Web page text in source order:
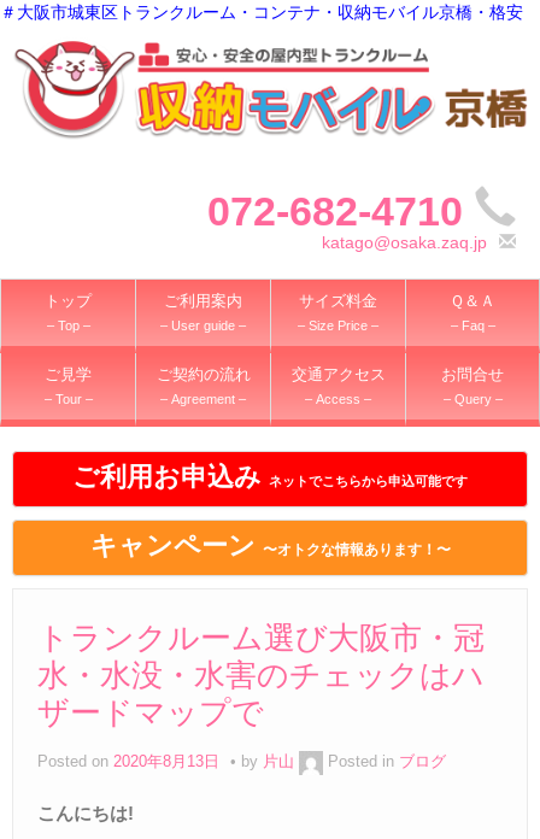
＃大阪市城東区トランクルーム・コンテナ・収納モバイル京橋・格安
072-682-4710
katago@osaka.zaq.jp
トップ
– Top –
ご利用案内
– User guide –
サイズ料金
– Size Price –
Ｑ＆Ａ
– Faq –
ご見学
– Tour –
ご契約の流れ
– Agreement –
交通アクセス
– Access –
お問合せ
– Query –
ご利用お申込み ネットでこちらから申込可能です
キャンペーン 〜オトクな情報あります！〜
トランクルーム選び大阪市・冠
水・水没・水害のチェックはハ
ザードマップで
Posted on 2020年8月13日 by 片山 Posted in ブログ
こんにちは!